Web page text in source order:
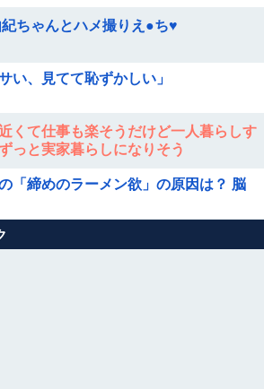
紀ちゃんとハメ撮りえ●ち♥
い、見てて恥ずかしい」
くて仕事も楽そうだけど一人暮らしす
っと実家暮らしになりそう
「締めのラーメン欲」の原因は？ 脳
互RSS